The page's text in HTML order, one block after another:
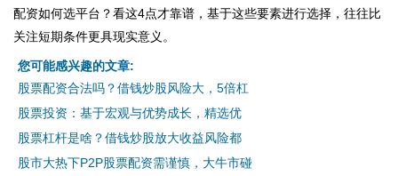
配资如何选平台？看这4点才靠谱，基于这些要素进行选择，往往比
关注短期条件更具现实意义。
您可能感兴趣的文章:
股票配资合法吗？借钱炒股风险大，5倍杠
股票投资：基于宏观与优势成长，精选优
股票杠杆是啥？借钱炒股放大收益风险都
股市大热下P2P股票配资需谨慎，大牛市碰